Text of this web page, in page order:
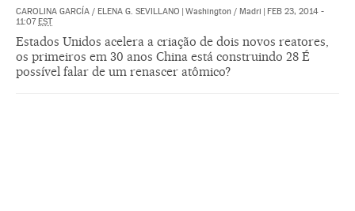
CAROLINA GARCÍA / ELENA G. SEVILLANO | Washington / Madri | FEB 23, 2014 -
11:07EST
Estados Unidos acelera a criação de dois novos reatores,
os primeiros em 30 anos China está construindo 28 É
possível falar de um renascer atômico?